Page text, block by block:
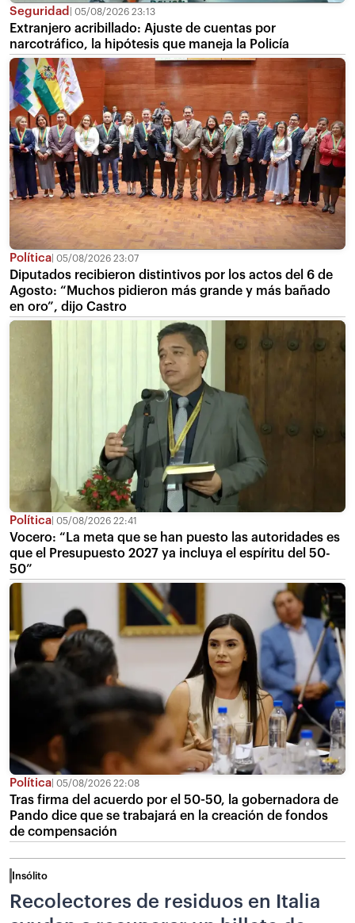
Seguridad 05/08/2026 23:13
Extranjero acribillado: Ajuste de cuentas por
narcotráfico, la hipótesis que maneja la Policía
Política 05/08/2026 23:07
Diputados recibieron distintivos por los actos del 6 de
Agosto: “Muchos pidieron más grande y más bañado
en oro”, dijo Castro
Política 05/08/2026 22:41
Vocero: “La meta que se han puesto las autoridades es
que el Presupuesto 2027 ya incluya el espíritu del 50-
50”
Política 05/08/2026 22:08
Tras firma del acuerdo por el 50-50, la gobernadora de
Pando dice que se trabajará en la creación de fondos
de compensación
Insólito
Recolectores de residuos en Italia